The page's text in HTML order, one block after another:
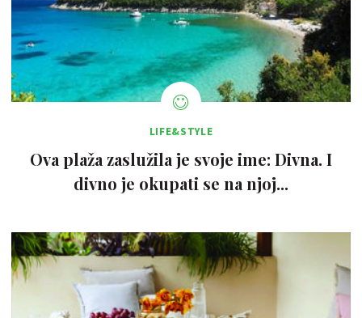
LIFE&STYLE
Ova plaža zaslužila je svoje ime: Divna. I
divno je okupati se na njoj...